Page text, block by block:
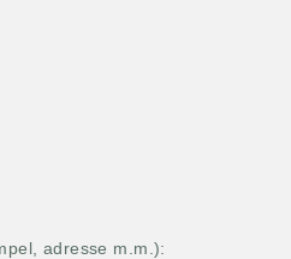
adresse m.m.)